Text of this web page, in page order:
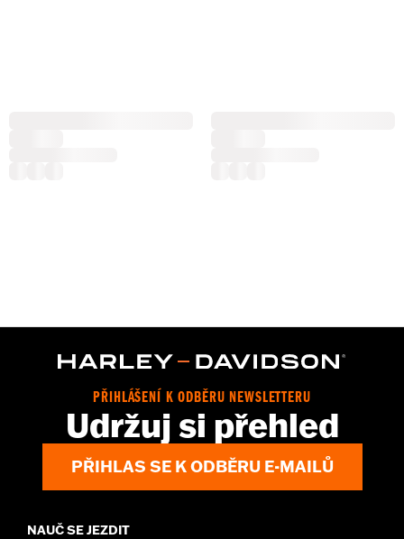
PŘIHLÁŠENÍ K ODBĚRU NEWSLETTERU
Udržuj si přehled
PŘIHLAS SE K ODBĚRU E-MAILŮ
NAUČ SE JEZDIT